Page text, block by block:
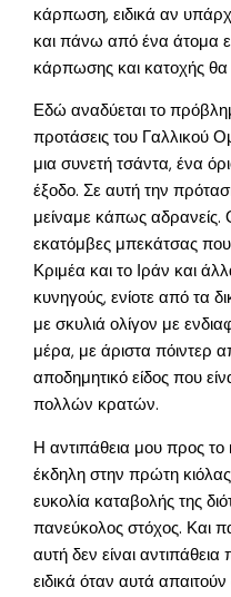
κάρπωση, ειδικά αν
και πάνω από ένα άτομα
κάρπωσης και κατοχής
Εδώ αναδύεται το
προτάσεις του Γαλλικού
μια συνετή τσάντα, ένα
έξοδο. Σε αυτή την
μείναμε κάπως αδρανείς.
εκατόμβες μπεκάτσας που
Κριμέα και το Ιράν και
κυνηγούς, ενίοτε από τα
με σκυλιά ολίγον με
μέρα, με άριστα πόιντερ
αποδημητικό είδος που
πολλών κρατών.
Η αντιπάθεια μου προς το
έκδηλη στην πρώτη
ευκολία καταβολής της
πανεύκολος στόχος. Και
αυτή δεν είναι
ειδικά όταν αυτά